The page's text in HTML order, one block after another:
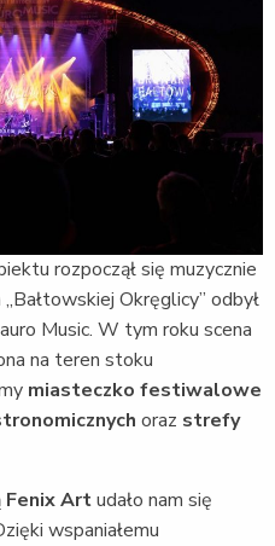
rozpoczął się muzycznie
Okręglicy” odbył
Music. W tym roku scena
na teren stoku
miasteczko festiwalowe
oraz strefy
Fenix Artudało nam się
wspaniałemu